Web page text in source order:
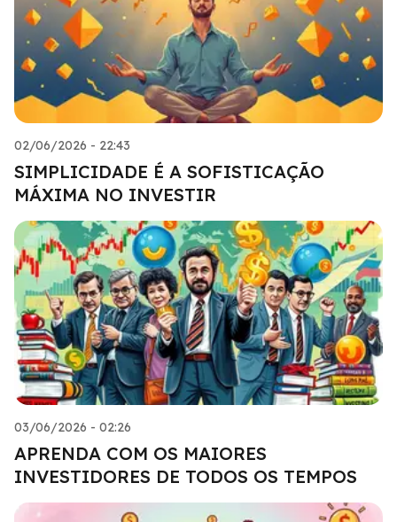
02/06/2026 - 22:43
SIMPLICIDADE É A SOFISTICAÇÃO
MÁXIMA NO INVESTIR
03/06/2026 - 02:26
APRENDA COM OS MAIORES
INVESTIDORES DE TODOS OS TEMPOS